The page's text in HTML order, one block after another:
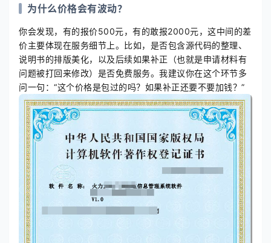
为什么价格会有波动？
你会发现，有的报价500元，有的敢报2000元，这中间的差
价主要体现在服务细节上。比如，是否包含源代码的整理、
说明书的排版美化，以及后续如果补正（也就是申请材料有
问题被打回来修改）是否免费服务。我建议你在这个环节多
问一句：“这个价格是包过的吗？如果补正还要不要加钱？”